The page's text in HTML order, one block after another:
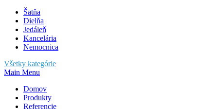
Šatňa
Dielňa
Jedáleň
Kancelária
Nemocnica
Všetky kategórie
Main Menu
Domov
Produkty
Referencie